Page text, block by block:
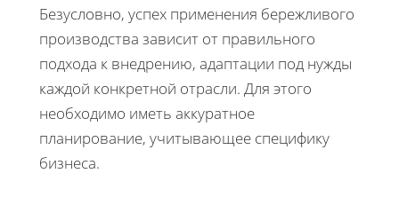
Безусловно, успех применения бережливого
производства зависит от правильного
подхода к внедрению, адаптации под нужды
каждой конкретной отрасли. Для этого
необходимо иметь аккуратное
планирование, учитывающее специфику
бизнеса.